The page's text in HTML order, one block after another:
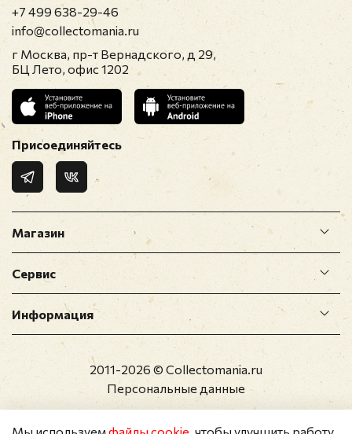
Магазин
Сервис
Информация
+7 499 638-29-46
info@collectomania.ru
г Москва, пр-т Вернадского, д 29,
БЦ Лето, офис 1202
Присоединяйтесь
2011-2026 © Collectomania.ru
Персональные данные